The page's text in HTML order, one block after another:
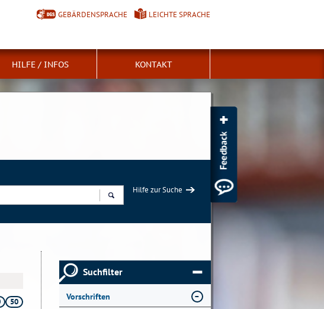
GEBÄRDENSPRACHE LEICHTE SPRACHE
HILFE / INFOS KONTAKT
Hilfe zur Suche
50
Suchfilter
Vorschriften